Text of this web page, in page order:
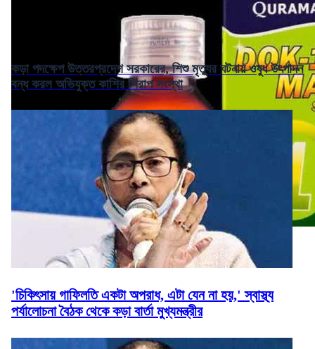
কড়া পদক্ষেপ উত্তরপ্রদেশ সরকারের, শিশু মৃত্যুর ঘটনায় ওষুধ উৎপাদন
বন্ধ করল অভিযুক্ত কাশির সিরাপ সংস্থা
'চিকিৎসায় গাফিলতি একটা অপরাধ, এটা যেন না হয়,' স্বাস্থ্য
পর্যালোচনা বৈঠক থেকে কড়া বার্তা মুখ্যমন্ত্রীর